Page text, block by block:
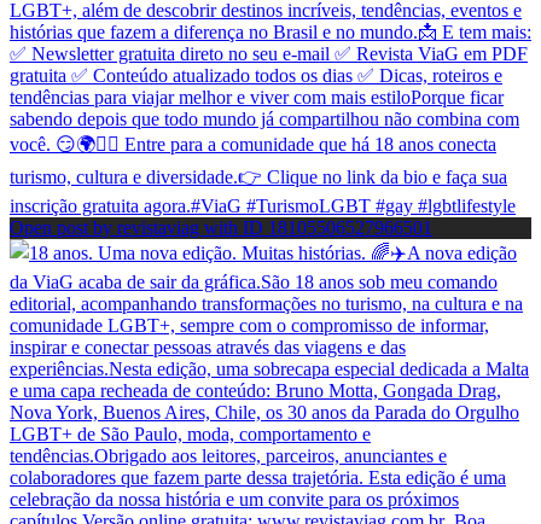
Open post by revistaviag with ID 18105506527966501